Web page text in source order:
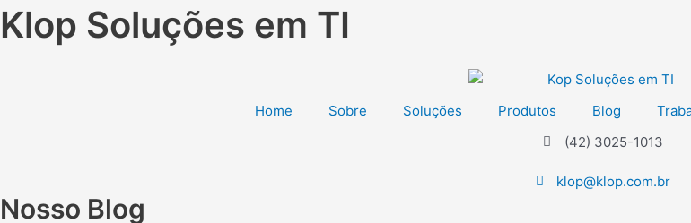
Ir
para
Klop Soluções em TI
Home Sobre Soluções Produtos Blog
(42) 3025-1013
klop@klop.com.br
Nosso Blog